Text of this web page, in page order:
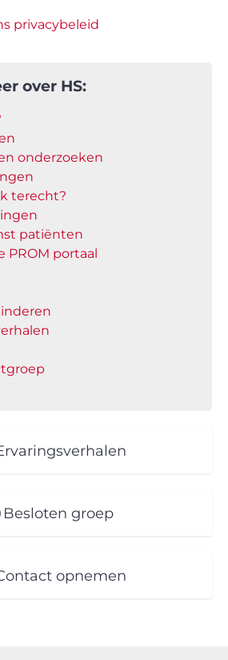
privacybeleid
over HS:
onderzoeken
terecht?
patiënten
PROM portaal
Besloten groep
opnemen